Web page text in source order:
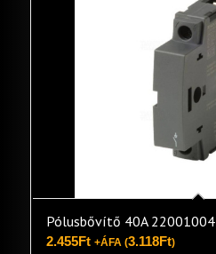
Pólusbővítő 40A 22001004
2.455Ft +ÁFA (3.118Ft)